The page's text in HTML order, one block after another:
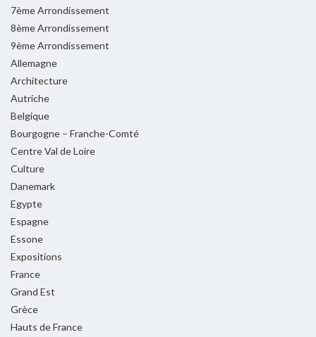
7ème Arrondissement
8ème Arrondissement
9ème Arrondissement
Allemagne
Architecture
Autriche
Belgique
Bourgogne – Franche-Comté
Centre Val de Loire
Culture
Danemark
Egypte
Espagne
Essone
Expositions
France
Grand Est
Grèce
Hauts de France